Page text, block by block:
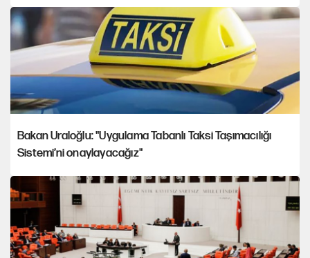
Bakan Uraloğlu: "Uygulama Tabanlı Taksi Taşımacılığı
Sistemi’ni onaylayacağız"